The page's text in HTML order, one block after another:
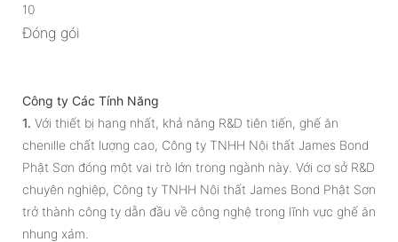
10
Đóng gói
Công ty Các Tính Năng
1. Với thiết bị hạng nhất, khả năng R&D tiên tiến, ghế ăn
chenille chất lượng cao, Công ty TNHH Nội thất James Bond
Phật Sơn đóng một vai trò lớn trong ngành này. Với cơ sở R&D
chuyên nghiệp, Công ty TNHH Nội thất James Bond Phật Sơn
trở thành công ty dẫn đầu về công nghệ trong lĩnh vực ghế ăn
nhung xám.